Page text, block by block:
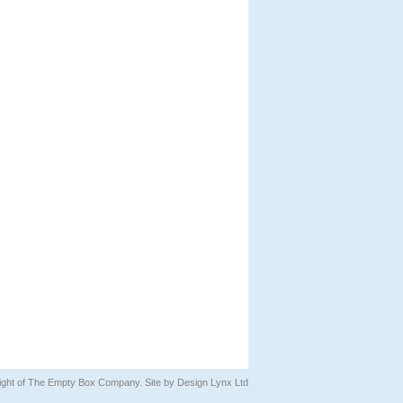
of The Empty Box Company. Site by Design Lynx Ltd